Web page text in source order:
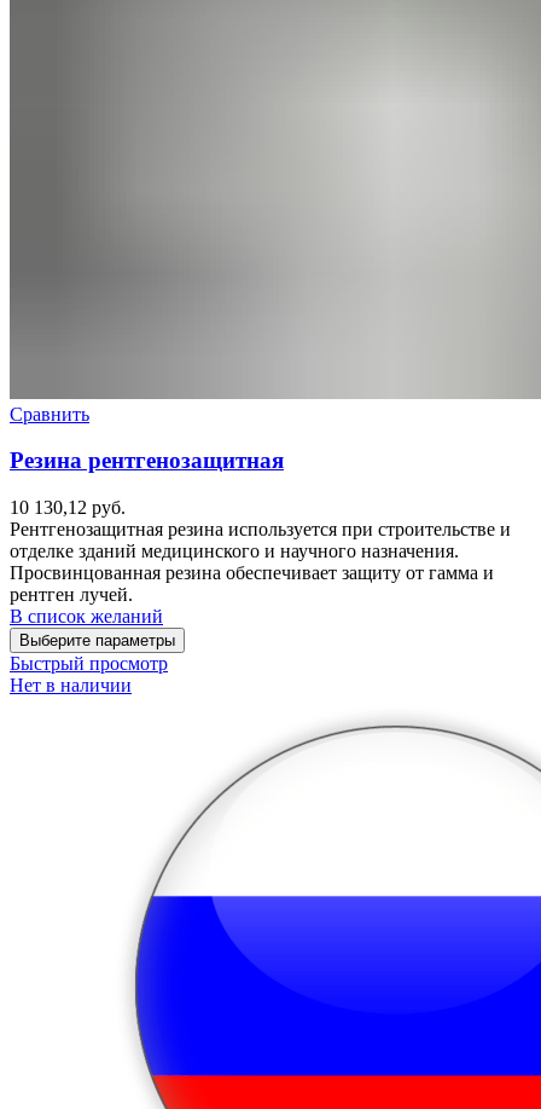
Сравнить
Резина рентгенозащитная
10 130,12 руб.
Рентгенозащитная резина используется при строительстве и
отделке зданий медицинского и научного назначения.
Просвинцованная резина обеспечивает защиту от гамма и
рентген лучей.
В список желаний
Выберите параметры
Быстрый просмотр
Нет в наличии